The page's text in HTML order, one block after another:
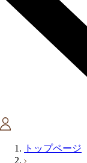
トップページ